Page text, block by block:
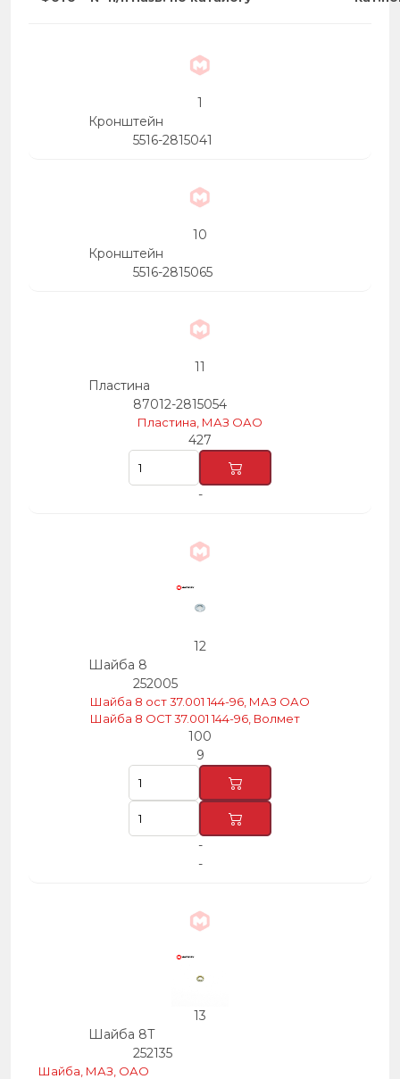
1
Кронштейн
5516-2815041
10
Кронштейн
5516-2815065
11
Пластина
87012-2815054
Пластина, МАЗ ОАО
427
-
12
Шайба 8
252005
Шайба 8 ост 37.001 144-96, МАЗ ОАО
Шайба 8 ОСТ 37.001 144-96, Волмет
100
9
-
-
13
Шайба 8Т
252135
Шайба, МАЗ, ОАО